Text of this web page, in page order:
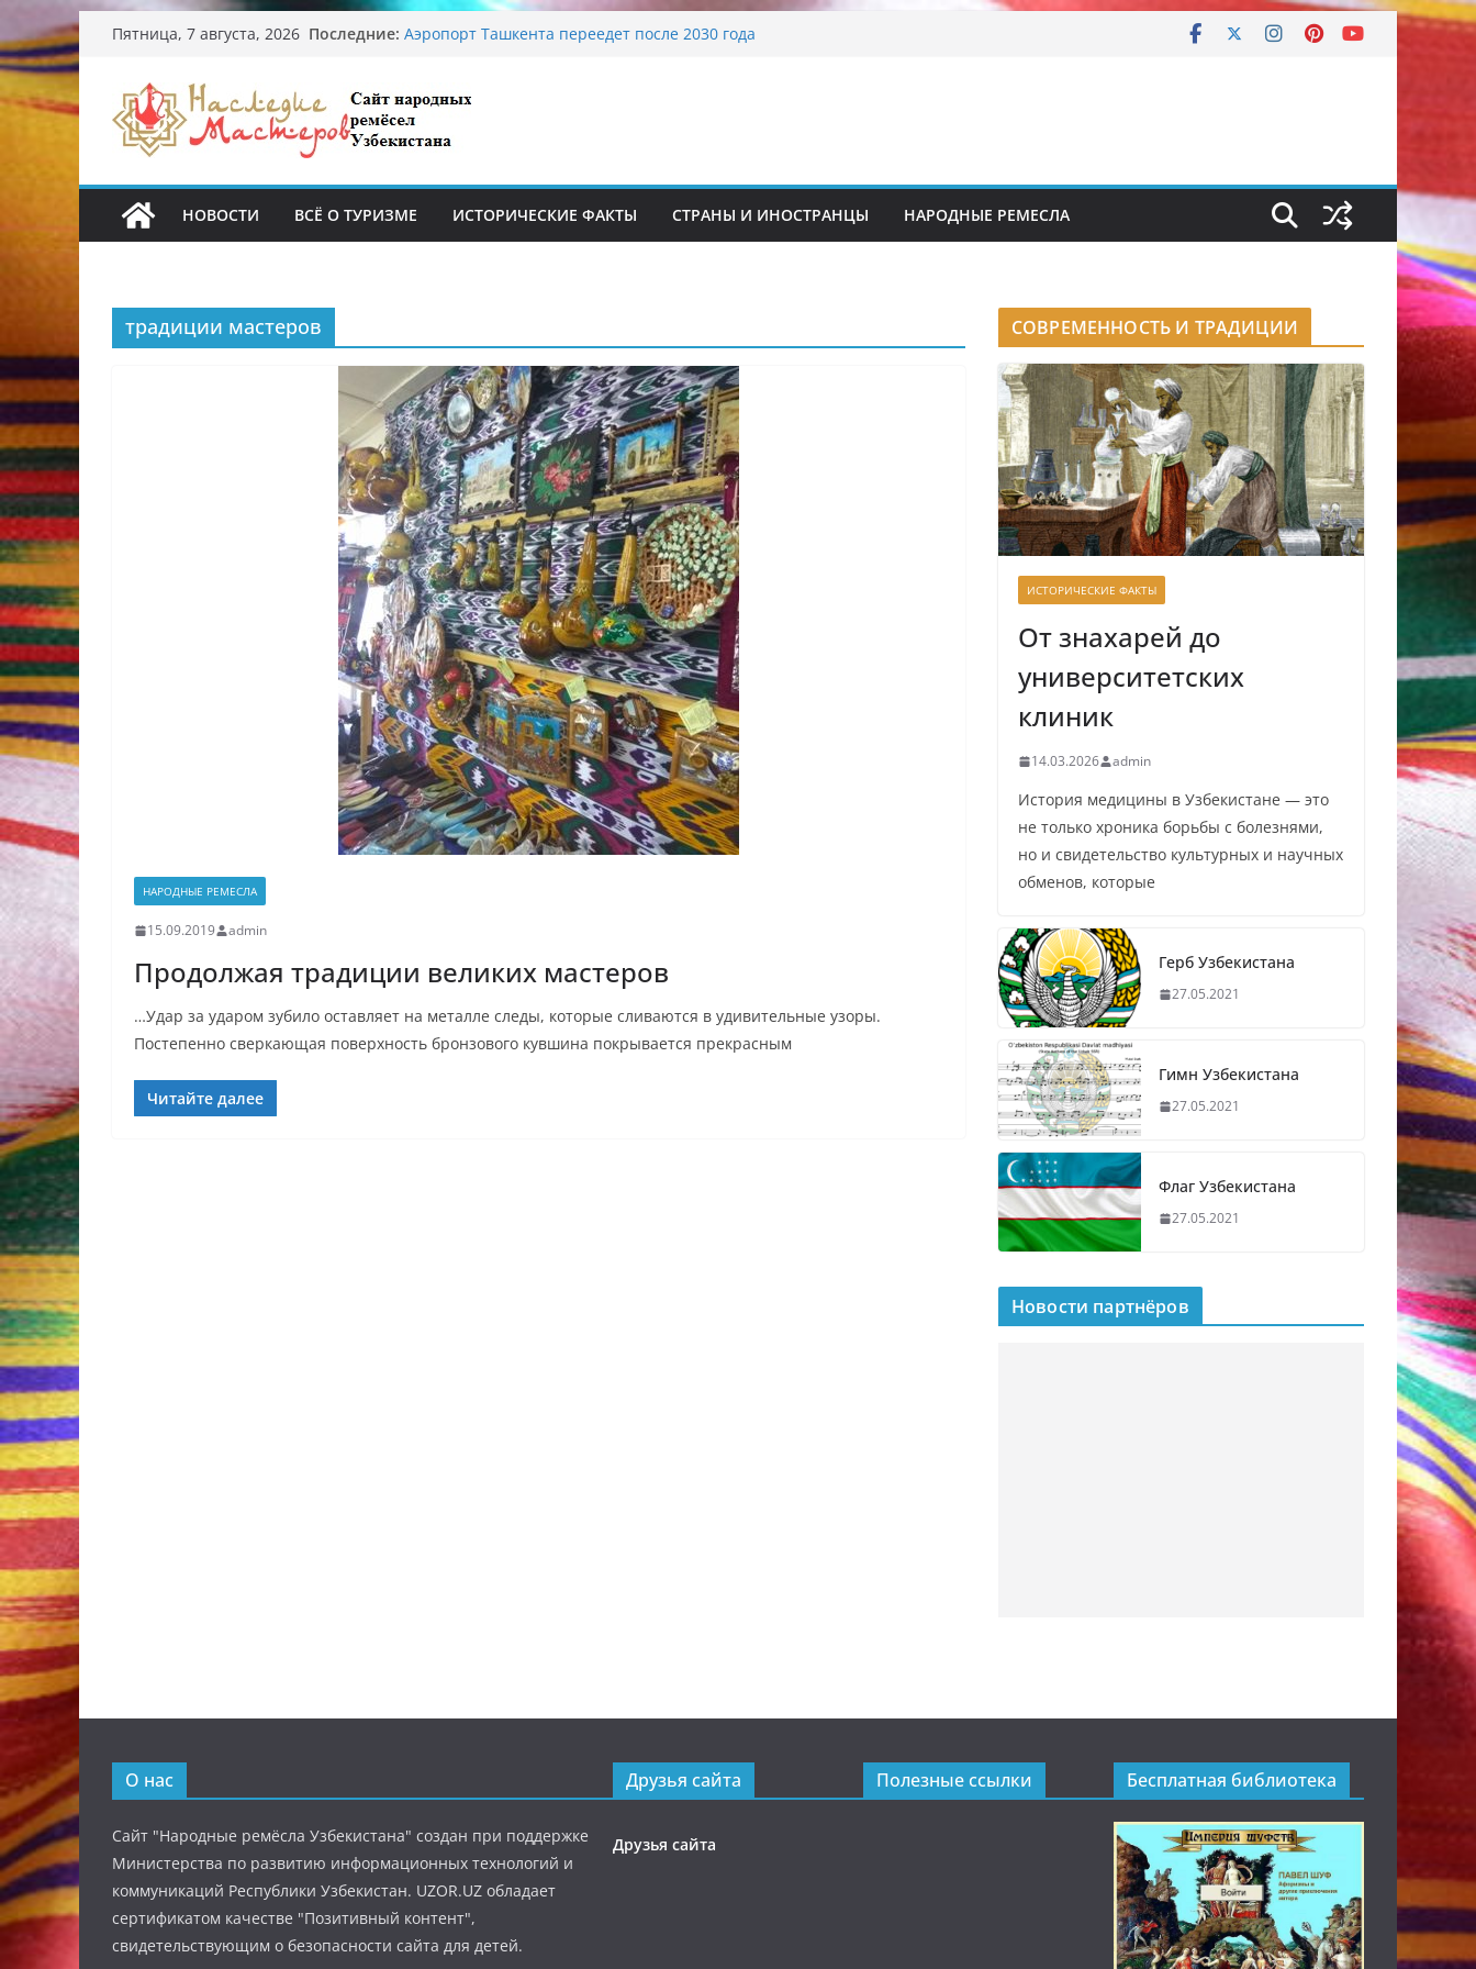
Перейти
к
содержимому
Пятница, 7 августа, 2026 Последние: Аэропорт Ташкента переедет после 2030 года
Обрушение на одном из ключевых перекрёстков
Ташкента: перекрыт путепровод на Буюк Ипак Йули
Узбекские традиционные узоры: символика и
НОВОСТИ ВСЁ О ТУРИЗМЕ ИСТОРИЧЕСКИЕ ФАКТЫ СТРАНЫ И ИНОСТРАНЦЫ НАРОДНЫЕ РЕМЕСЛА
традиции мастеров
НАРОДНЫЕ РЕМЕСЛА
15.09.2019 admin
Продолжая традиции великих мастеров
…Удар за ударом зубило оставляет на металле следы, которые сливаются в удивительные узоры.
Постепенно сверкающая поверхность бронзового кувшина покрывается прекрасным
Читайте далее
СОВРЕМЕННОСТЬ И ТРАДИЦИИ
ИСТОРИЧЕСКИЕ ФАКТЫ
От знахарей до
университетских
клиник
14.03.2026 admin
История медицины в Узбекистане — это
не только хроника борьбы с болезнями,
но и свидетельство культурных и научных
обменов, которые
Герб Узбекистана
27.05.2021
Гимн Узбекистана
27.05.2021
Флаг Узбекистана
27.05.2021
Новости партнёров
О нас
Сайт "Народные ремёсла Узбекистана" создан при поддержке
Министерства по развитию информационных технологий и
коммуникаций Республики Узбекистан. UZOR.UZ обладает
сертификатом качестве "Позитивный контент",
свидетельствующим о безопасности сайта для детей.
Друзья сайта
Друзья сайта
Полезные ссылки Бесплатная библиотека